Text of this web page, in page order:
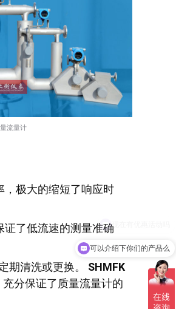
流量计
，极大的缩短了响应时
了低流速的测量准确
期清洗或更换。 SHMFK
分保证了质量流量计的
可以介绍下你们的产品么